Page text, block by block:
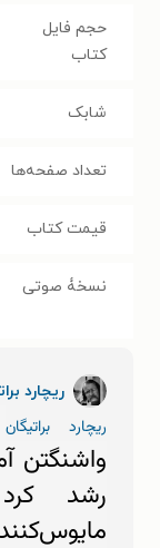
حجم فایل
کتاب
شابک
تعداد صفحه‌ها
قیمت کتاب
نسخۀ صوتی
ریچارد
ریچارد براتیگان
واشنگتن
رشد